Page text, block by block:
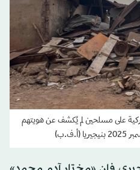
على مسلحين لم يُكشف عن هويتهم